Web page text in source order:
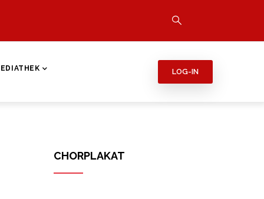
LOG-IN
CHORPLAKAT